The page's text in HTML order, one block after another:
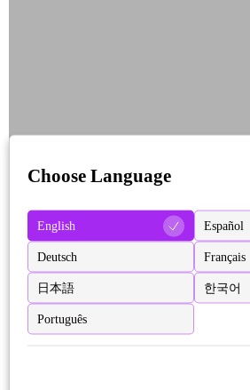
Choose Language
English Español
Deutsch Français
日本語 한국어
Português